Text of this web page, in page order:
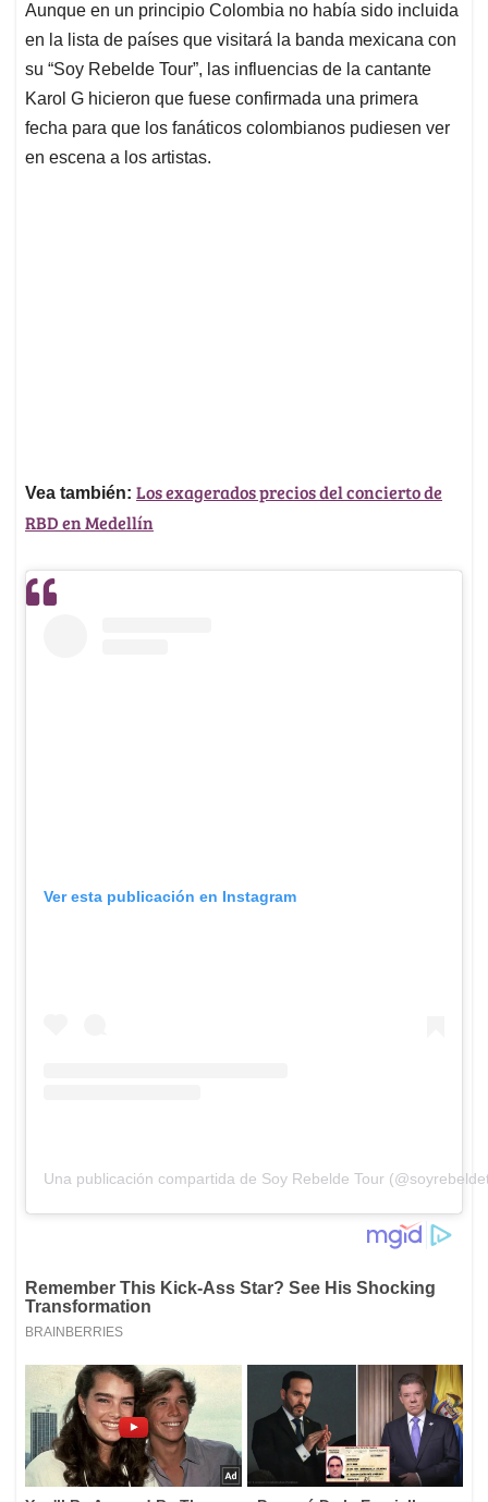
Aunque en un principio Colombia no había sido incluida
en la lista de países que visitará la banda mexicana con
su “Soy Rebelde Tour”, las influencias de la cantante
Karol G hicieron que fuese confirmada una primera
fecha para que los fanáticos colombianos pudiesen ver
en escena a los artistas.
Vea también: Los exagerados precios del concierto de
RBD en Medellín
Ver esta publicación en Instagram
Una publicación compartida de Soy Rebelde Tour